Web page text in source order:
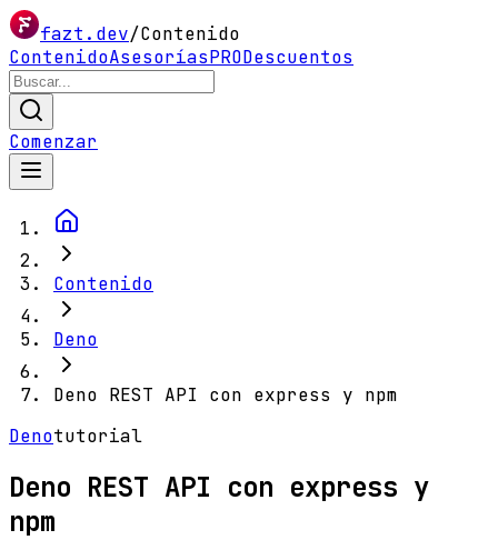
fazt.dev/Contenido
ContenidoAsesoríasPRODescuentos
Comenzar
Contenido
Deno
Deno REST API con express y npm
Denotutorial
Deno REST API con express y
npm